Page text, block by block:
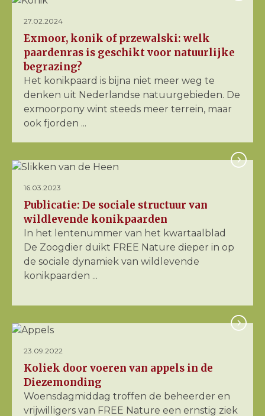
27.02.2024
Exmoor, konik of przewalski: welk
paardenras is geschikt voor natuurlijke
begrazing?
Het konikpaard is bijna niet meer weg te
denken uit Nederlandse natuurgebieden. De
exmoorpony wint steeds meer terrein, maar
ook fjorden ...
16.03.2023
Publicatie: De sociale structuur van
wildlevende konikpaarden
In het lentenummer van het kwartaalblad
De Zoogdier duikt FREE Nature dieper in op
de sociale dynamiek van wildlevende
konikpaarden ...
23.09.2022
Koliek door voeren van appels in de
Diezemonding
Woensdagmiddag troffen de beheerder en
vrijwilligers van FREE Nature een ernstig ziek